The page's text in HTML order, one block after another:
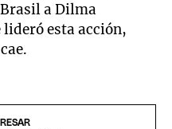
a Dilma
esta acción,